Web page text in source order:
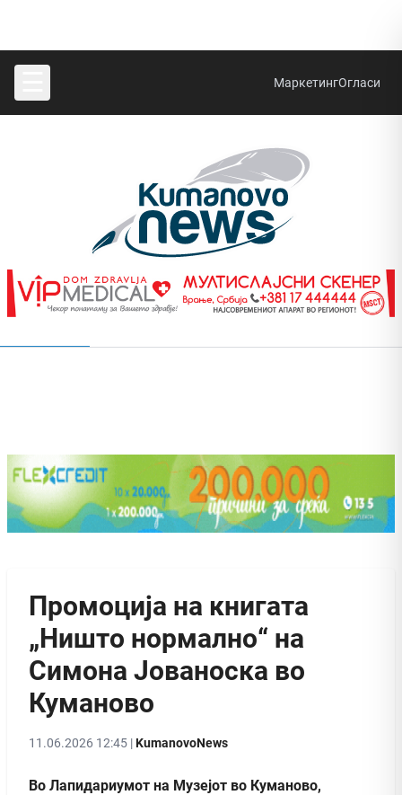
МаркетингОгласи
Промоција на книгата
„Ништо нормално“ на
Симона Јованоска во
Куманово
11.06.2026 12:45 |KumanovoNews
Во Лапидариумот на Музејот во Куманово,